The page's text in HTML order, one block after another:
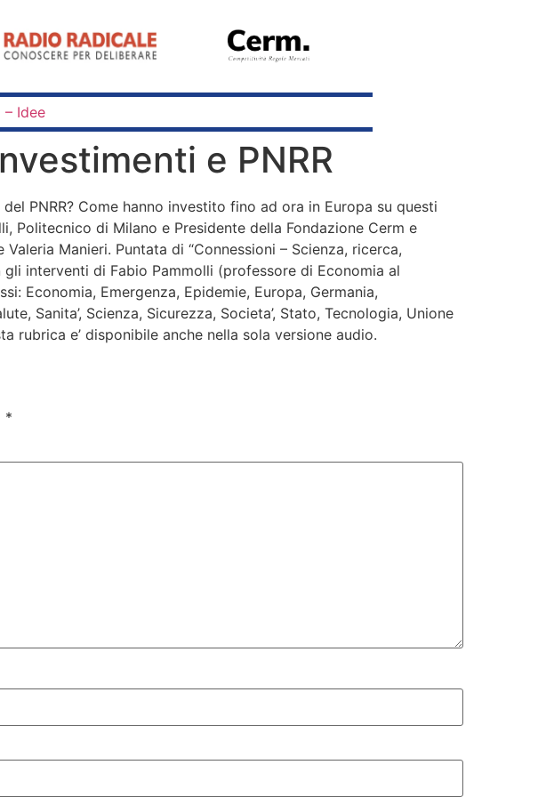
– Idee
e PNRR
PNRR? Come hanno investito fino ad ora in Europa su questi
Politecnico di Milano e Presidente della Fondazione Cerm e
Manieri. Puntata di “Connessioni – Scienza, ricerca,
interventi di Fabio Pammolli (professore di Economia al
Economia, Emergenza, Epidemie, Europa, Germania,
Sanita’, Scienza, Sicurezza, Societa’, Stato, Tecnologia, Unione
rubrica e’ disponibile anche nella sola versione audio.
*